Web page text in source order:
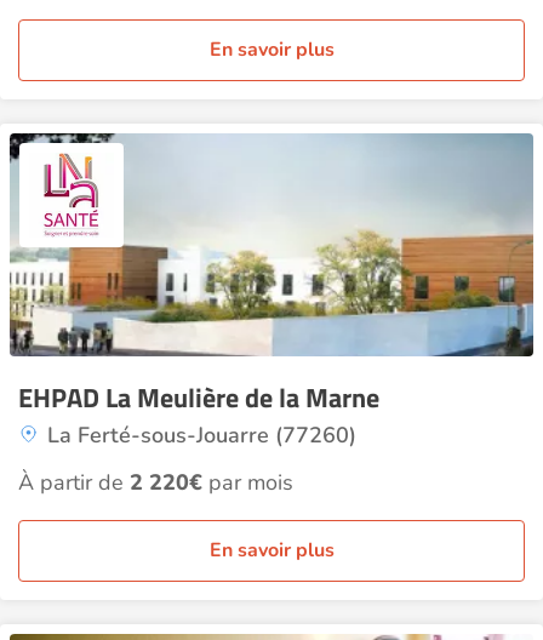
En savoir plus
EHPAD La Meulière de la Marne
La Ferté-sous-Jouarre (77260)
À partir de 2 220€ par mois
En savoir plus